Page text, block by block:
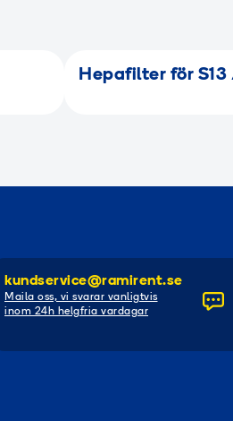
Hepafilter för
kundservice@ramirent.se
Maila oss, vi svarar vanligtvis
inom 24h helgfria vardagar